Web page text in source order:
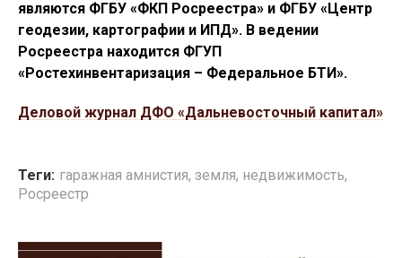
являются ФГБУ «ФКП Росреестра» и ФГБУ «Центр
геодезии, картографии и ИПД». В ведении
Росреестра находится ФГУП
«Ростехинвентаризация – Федеральное БТИ».
Деловой журнал ДФО «Дальневосточный капитал»
Теги: гаражная амнистия, земля, недвижимость,
Росреестр